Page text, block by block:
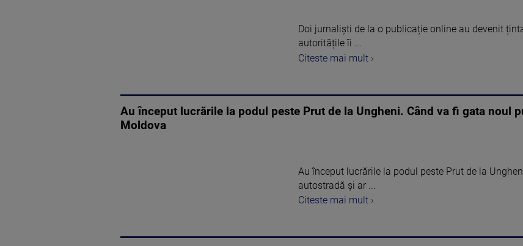
Doi jurnaliști de la o publicație online au devenit
autoritățile îi ...
Citeste mai mult ›
Au început lucrările la podul peste Prut de la Ungheni. Când va fi gata noul
Moldova
Au început lucrările la podul peste Prut de la
autostradă și ar ...
Citeste mai mult ›